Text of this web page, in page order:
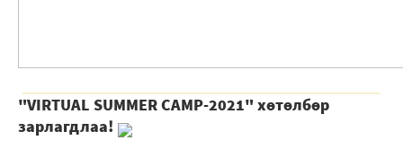
"VIRTUAL SUMMER CAMP-2021" хөтөлбөр
зарлагдлаа!